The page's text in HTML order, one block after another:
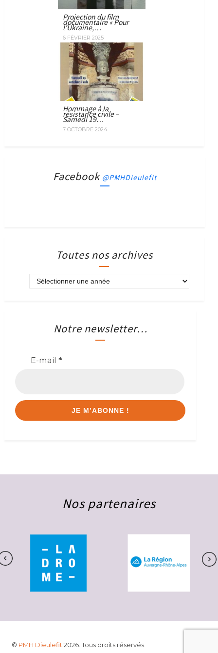
Projection du film
documentaire « Pour
l’Ukraine,…
6 FÉVRIER 2025
Hommage à la
résistance civile –
Samedi 19…
7 OCTOBRE 2024
Facebook @PMHDieulefit
Toutes nos archives
Notre newsletter…
E-mail *
Nos partenaires
© PMH Dieulefit 2026. Tous droits réservés.